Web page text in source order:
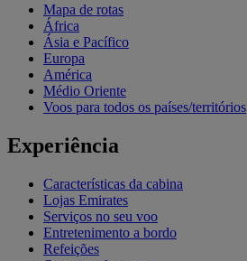
Mapa de rotas
África
Ásia e Pacífico
Europa
América
Médio Oriente
Voos para todos os países/territórios
Experiência
Características da cabina
Lojas Emirates
Serviços no seu voo
Entretenimento a bordo
Refeições